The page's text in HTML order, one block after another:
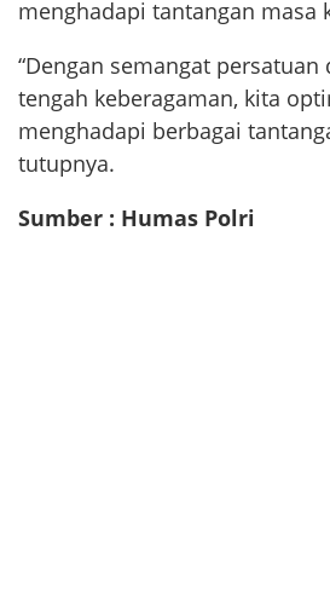
menghadapi tantangan masa
“Dengan semangat persatuan
tengah keberagaman, kita
menghadapi berbagai
tutupnya.
Sumber : Humas Polri